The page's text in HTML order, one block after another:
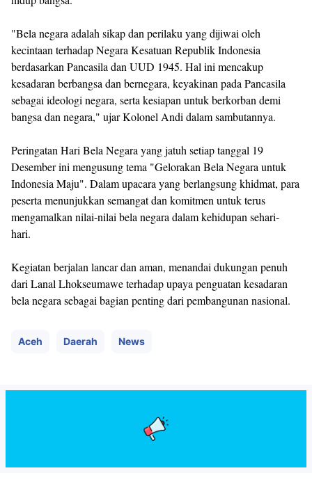
"Bela negara adalah sikap dan perilaku yang dijiwai oleh
kecintaan terhadap Negara Kesatuan Republik Indonesia
berdasarkan Pancasila dan UUD 1945. Hal ini mencakup
kesadaran berbangsa dan bernegara, keyakinan pada Pancasila
sebagai ideologi negara, serta kesiapan untuk berkorban demi
bangsa dan negara," ujar Kolonel Andi dalam sambutannya.
Peringatan Hari Bela Negara yang jatuh setiap tanggal 19
Desember ini mengusung tema "Gelorakan Bela Negara untuk
Indonesia Maju". Dalam upacara yang berlangsung khidmat, para
peserta menunjukkan semangat dan komitmen untuk terus
mengamalkan nilai-nilai bela negara dalam kehidupan sehari-
hari.
Kegiatan berjalan lancar dan aman, menandai dukungan penuh
dari Lanal Lhokseumawe terhadap upaya penguatan kesadaran
bela negara sebagai bagian penting dari pembangunan nasional.
Aceh Daerah News